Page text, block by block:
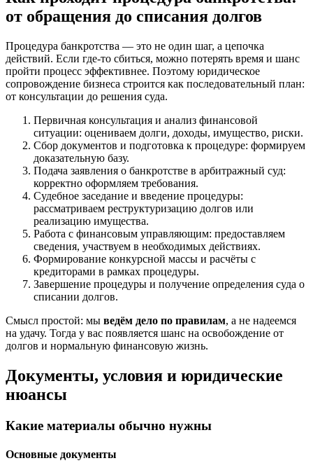
от обращения до списания долгов
Процедура банкротства — это не один шаг, а цепочка
действий. Если где-то сбиться, можно потерять время и шанс
пройти процесс эффективнее. Поэтому юридическое
сопровождение бизнеса строится как последовательный план:
от консультации до решения суда.
Первичная консультация и анализ финансовой
ситуации: оцениваем долги, доходы, имущество, риски.
Сбор документов и подготовка к процедуре: формируем
доказательную базу.
Подача заявления о банкротстве в арбитражный суд:
корректно оформляем требования.
Судебное заседание и введение процедуры:
рассматриваем реструктуризацию долгов или
реализацию имущества.
Работа с финансовым управляющим: предоставляем
сведения, участвуем в необходимых действиях.
Формирование конкурсной массы и расчёты с
кредиторами в рамках процедуры.
Завершение процедуры и получение определения суда о
списании долгов.
Смысл простой: мы ведём дело по правилам, а не надеемся
на удачу. Тогда у вас появляется шанс на освобождение от
долгов и нормальную финансовую жизнь.
Документы, условия и юридические
нюансы
Какие материалы обычно нужны
Основные документы